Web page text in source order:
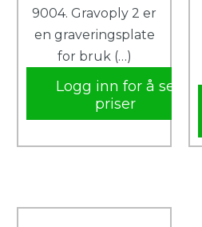
9004. Gravoply 2 er
en graveringsplate
for bruk (…)
Logg inn for å se
priser